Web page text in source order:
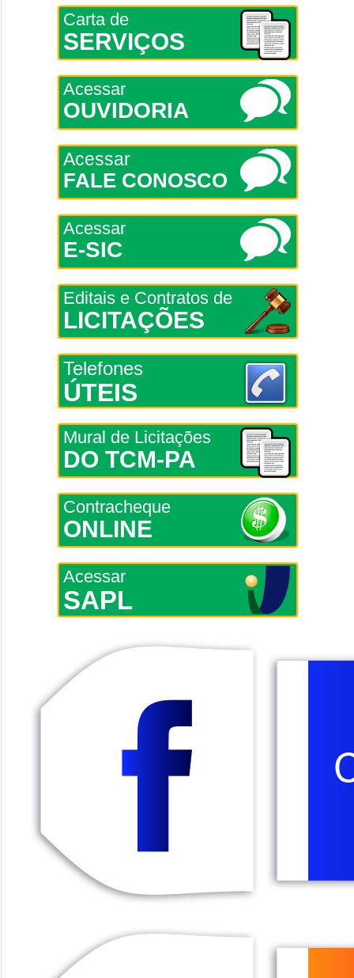
Carta de
SERVIÇOS
Acessar
OUVIDORIA
Acessar
FALE CONOSCO
Acessar
E-SIC
Editais e Contratos de
LICITAÇÕES
Telefones
ÚTEIS
Mural de Licitações
DO TCM-PA
Contracheque
ONLINE
Acessar
SAPL